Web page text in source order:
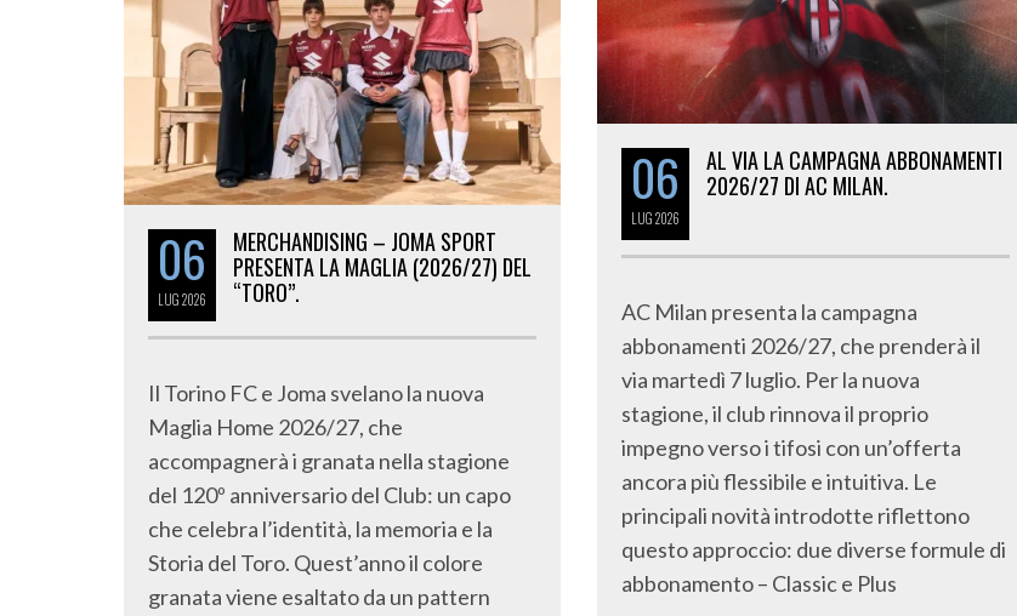
06
LUG2026
MERCHANDISING – JOMA SPORT
PRESENTA LA MAGLIA (2026/27) DEL
“TORO”.
Il Torino FC e Joma svelano la nuova
Maglia Home 2026/27, che
accompagnerà i granata nella stagione
del 120º anniversario del Club: un capo
che celebra l’identità, la memoria e la
Storia del Toro. Quest’anno il colore
granata viene esaltato da un pattern
06
LUG2026
AL VIA LA CAMPAGNA ABBONAMENTI
2026/27 DI AC MILAN.
AC Milan presenta la campagna
abbonamenti 2026/27, che prenderà il
via martedì 7 luglio. Per la nuova
stagione, il club rinnova il proprio
impegno verso i tifosi con un’offerta
ancora più flessibile e intuitiva. Le
principali novità introdotte riflettono
questo approccio: due diverse formule di
abbonamento – Classic e Plus